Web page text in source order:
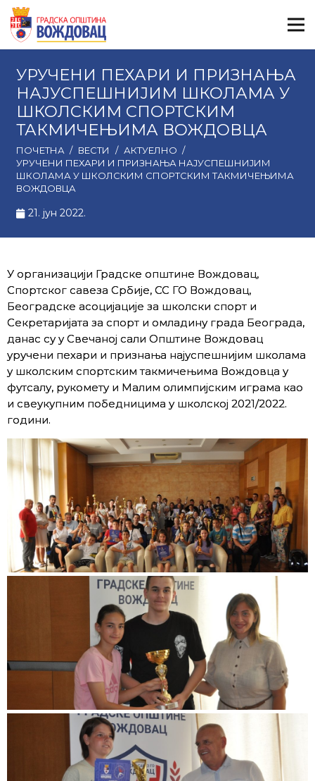
УРУЧЕНИ ПЕХАРИ И ПРИЗНАЊА
НАЈУСПЕШНИЈИМ ШКОЛАМА У
ШКОЛСКИМ СПОРТСКИМ
ТАКМИЧЕЊИМА ВОЖДОВЦА
ПОЧЕТНА / ВЕСТИ / АКТУЕЛНО /
УРУЧЕНИ ПЕХАРИ И ПРИЗНАЊА НАЈУСПЕШНИЈИМ
ШКОЛАМА У ШКОЛСКИМ СПОРТСКИМ ТАКМИЧЕЊИМА
ВОЖДОВЦА
21. јун 2022.
У организацији Градске општине Вождовац,
Спортског савеза Србије, СС ГО Вождовац,
Београдске асоцијације за школски спорт и
Секретаријата за спорт и омладину града Београда,
данас су у Свечаној сали Општине Вождовац
уручени пехари и признања најуспешнијим школама
у школским спортским такмичењима Вождовца у
футсалу, рукомету и Малим олимпијским играма као
и свеукупним победницима у школској 2021/2022.
години.